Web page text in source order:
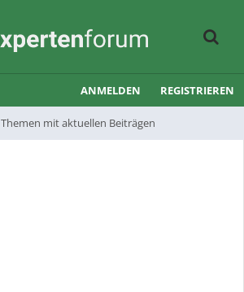
Themen mit aktuellen Beiträgen
ANMELDEN REGISTRIEREN